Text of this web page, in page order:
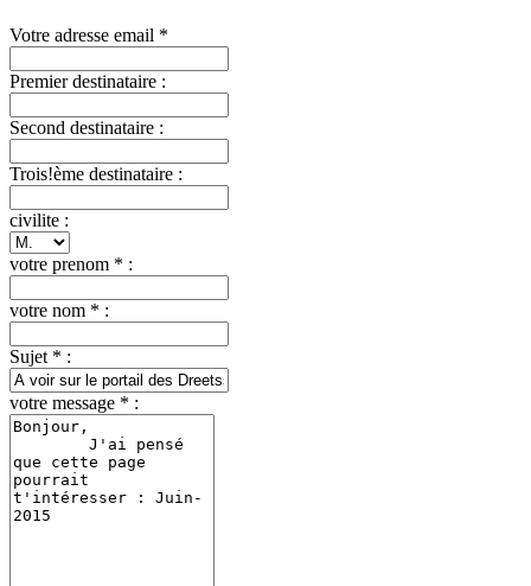
Votre adresse email *
Premier destinataire :
Second destinataire :
Trois!ème destinataire :
civilite :
votre prenom * :
votre nom * :
Sujet * :
votre message * :